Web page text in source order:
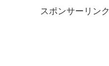
スポンサーリンク